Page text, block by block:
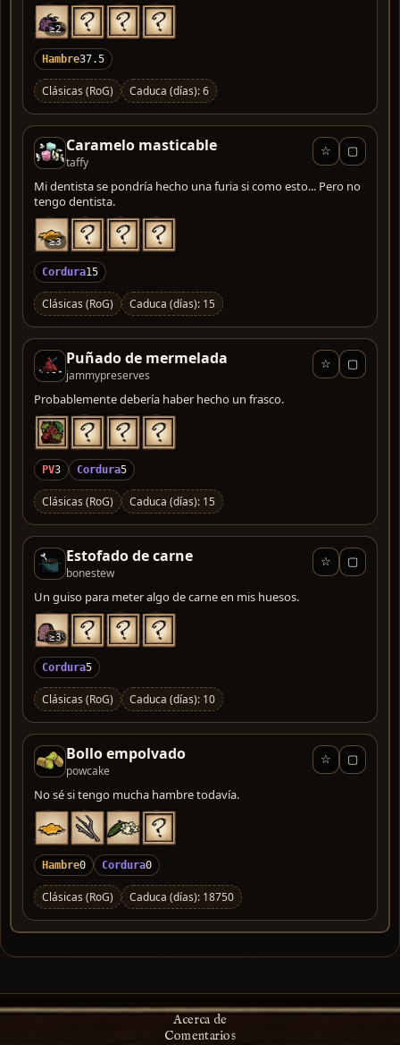
≥2
Hambre37.5
Clásicas (RoG) Caduca (días): 6
Caramelo masticable
taffy
☆ ▢
Mi dentista se pondría hecho una furia si como esto... Pero no
tengo dentista.
≥3
Cordura15
Clásicas (RoG) Caduca (días): 15
Puñado de mermelada
jammypreserves
☆ ▢
Probablemente debería haber hecho un frasco.
PV3 Cordura5
Clásicas (RoG) Caduca (días): 15
Estofado de carne
bonestew
☆ ▢
Un guiso para meter algo de carne en mis huesos.
≥3
Cordura5
Clásicas (RoG) Caduca (días): 10
Bollo empolvado
powcake
☆ ▢
No sé si tengo mucha hambre todavía.
Hambre0 Cordura0
Clásicas (RoG) Caduca (días): 18750
Acerca de
Comentarios